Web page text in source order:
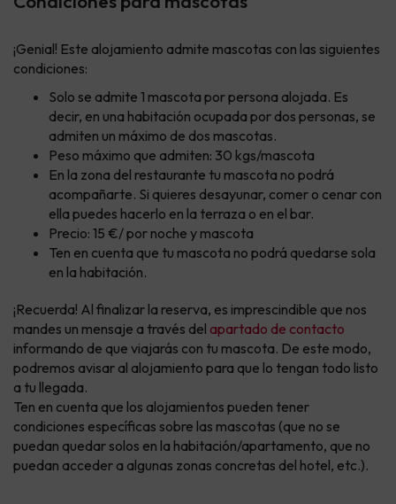
¡Genial! Este alojamiento admite mascotas con las siguientes
condiciones:
Solo se admite 1 mascota por persona alojada. Es
decir, en una habitación ocupada por dos personas, se
admiten un máximo de dos mascotas.
Peso máximo que admiten: 30 kgs/mascota
En la zona del restaurante tu mascota no podrá
acompañarte. Si quieres desayunar, comer o cenar con
ella puedes hacerlo en la terraza o en el bar.
Precio: 15 €/ por noche y mascota
Ten en cuenta que tu mascota no podrá quedarse sola
en la habitación.
¡Recuerda! Al finalizar la reserva, es imprescindible que nos
mandes un mensaje a través del apartado de contacto
informando de que viajarás con tu mascota. De este modo,
podremos avisar al alojamiento para que lo tengan todo listo
a tu llegada.
Ten en cuenta que los alojamientos pueden tener
condiciones específicas sobre las mascotas (que no se
puedan quedar solos en la habitación/apartamento, que no
puedan acceder a algunas zonas concretas del hotel, etc.).